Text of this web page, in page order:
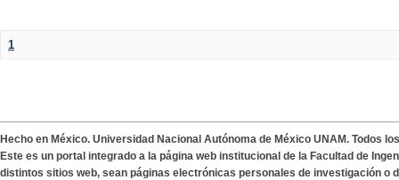
1
Hecho en México. Universidad Nacional Autónoma de México UNAM. Todos
Este es un portal integrado a la página web institucional de la Facultad de
distintos sitios web, sean páginas electrónicas personales de investigación o